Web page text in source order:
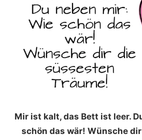
Mir ist kalt, das Bett ist leer.
schön das wär! Wünsche